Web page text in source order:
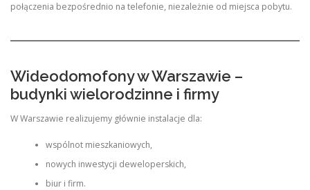
połączenia bezpośrednio na telefonie, niezależnie od miejsca pobytu.
Wideodomofony w Warszawie –
budynki wielorodzinne i firmy
W Warszawie realizujemy głównie instalacje dla:
wspólnot mieszkaniowych,
nowych inwestycji deweloperskich,
biur i firm.